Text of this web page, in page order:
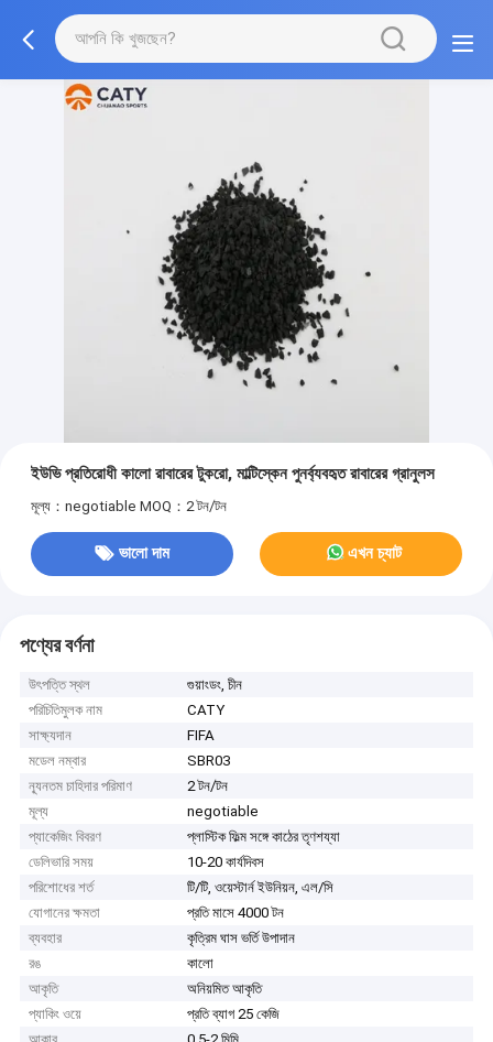
ইউভি প্রতিরোধী কালো রাবারের টুকরো, মাল্টিস্কেন পুনর্ব্যবহৃত রাবারের গ্রানুলস
মূল্য：negotiable MOQ：2 টন/টন
ভালো দাম এখন চ্যাট
পণ্যের বর্ণনা
উৎপত্তি স্থল
গুয়াংডং, চীন
পরিচিতিমুলক নাম
CATY
সাক্ষ্যদান
FIFA
মডেল নম্বার
SBR03
ন্যূনতম চাহিদার পরিমাণ
2 টন/টন
মূল্য
negotiable
প্যাকেজিং বিবরণ
প্লাস্টিক ফিল্ম সঙ্গে কাঠের তৃণশয্যা
ডেলিভারি সময়
10-20 কার্যদিবস
পরিশোধের শর্ত
টি/টি, ওয়েস্টার্ন ইউনিয়ন, এল/সি
যোগানের ক্ষমতা
প্রতি মাসে 4000 টন
ব্যবহার
কৃত্রিম ঘাস ভর্তি উপাদান
রঙ
কালো
আকৃতি
অনিয়মিত আকৃতি
প্যাকিং ওয়ে
প্রতি ব্যাগ 25 কেজি